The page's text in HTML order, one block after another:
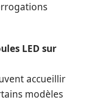
LED sur
accueillir
modèles